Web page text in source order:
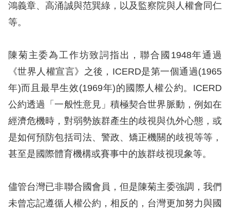
核
權
公
約
陳
情
申
訴
人
權
資
鴻義章、高涌誠與范巽綠，以及監察院與人權會同仁
等。
陳菊主委為工作坊致詞指出，聯合國1948年通過
《世界人權宣言》之後，ICERD是第一個通過(1965
年)而且最早生效(1969年)的國際人權公約。ICERD
公約透過「一般性意見」積極契合世界脈動，例如在
經濟危機時，對弱勢族群產生的歧視與仇外心態，或
是如何預防包括司法、警政、矯正機關的歧視等等，
甚至是國際體育機構或賽事中的族群歧視現象等。
儘管台灣已非聯合國會員，但是陳菊主委強調，我們
未曾忘記遵循人權公約，相反的，台灣更加努力與國